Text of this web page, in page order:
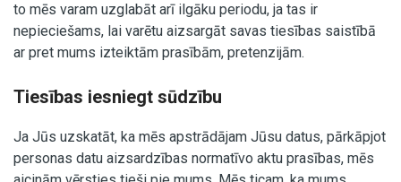
to mēs varam uzglabāt arī ilgāku periodu, ja tas ir
nepieciešams, lai varētu aizsargāt savas tiesības saistībā
ar pret mums izteiktām prasībām, pretenzijām.
Tiesības iesniegt sūdzību
Ja Jūs uzskatāt, ka mēs apstrādājam Jūsu datus, pārkāpjot
personas datu aizsardzības normatīvo aktu prasības, mēs